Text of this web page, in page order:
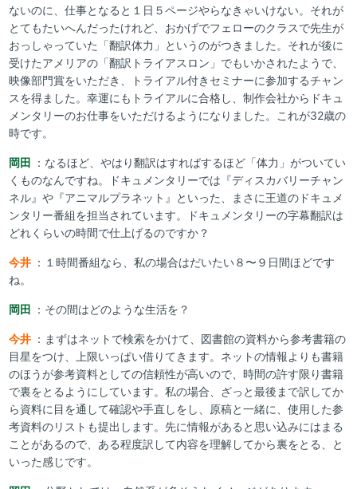
ないのに、仕事となると１日５ページやらなきゃいけない。それが
とてもたいへんだったけれど、おかげでフェローのクラスで先生が
おっしゃっていた「翻訳体力」というのがつきました。それが後に
受けたアメリアの「翻訳トライアスロン」でもいかされたようで、
映像部門賞をいただき、トライアル付きセミナーに参加するチャン
スを得ました。幸運にもトライアルに合格し、制作会社からドキュ
メンタリーのお仕事をいただけるようになりました。これが32歳の
時です。
岡田 ：なるほど、やはり翻訳はすればするほど「体力」がついてい
くものなんですね。ドキュメンタリーでは『ディスカバリーチャン
ネル』や『アニマルプラネット』といった、まさに王道のドキュメ
ンタリー番組を担当されています。ドキュメンタリーの字幕翻訳は
どれくらいの時間で仕上げるのですか？
今井 ：１時間番組なら、私の場合はだいたい８〜９日間ほどです
ね。
岡田 ：その間はどのような生活を？
今井 ：まずはネットで検索をかけて、図書館の資料から参考書籍の
目星をつけ、上限いっぱい借りてきます。ネットの情報よりも書籍
のほうが参考資料としての信頼性が高いので、時間の許す限り書籍
で裏をとるようにしています。私の場合、ざっと最後まで訳してか
ら資料に目を通して確認や手直しをし、原稿と一緒に、使用した参
考資料のリストも提出します。先に情報があると思い込みにはまる
ことがあるので、ある程度訳して内容を理解してから裏をとる、と
いった感じです。